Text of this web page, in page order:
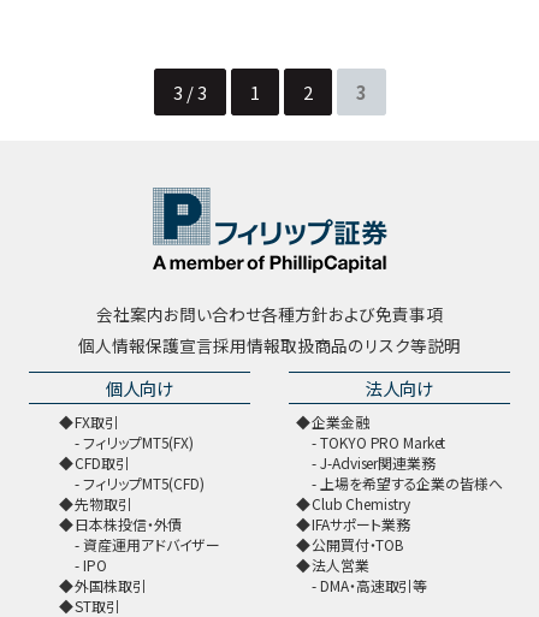
3 / 3 1 2 3
会社案内お問い合わせ各種方針および免責事項
個人情報保護宣言採用情報取扱商品のリスク等説明
個人向け
FX取引
フィリップMT5(FX)
CFD取引
フィリップMT5(CFD)
先物取引
日本株投信・外債
資産運用アドバイザー
IPO
外国株取引
ST取引
法人向け
企業金融
TOKYO PRO Market
J-Adviser関連業務
上場を希望する企業の皆様へ
Club Chemistry
IFAサポート業務
公開買付・TOB
法人営業
DMA・高速取引等